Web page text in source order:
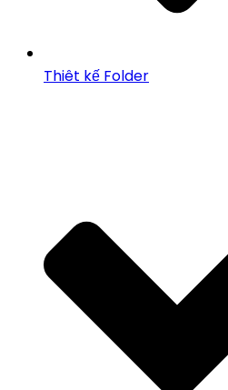
Thiêt kế Folder